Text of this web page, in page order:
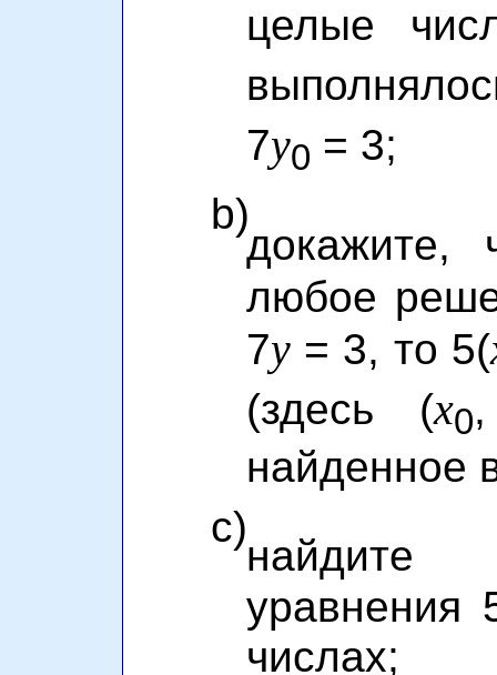
целые
7y0 = 3;
b)
докажите,
любое
7y = 3, то 5(
(здесь (x0
найденное
c)
уравнения
числах;